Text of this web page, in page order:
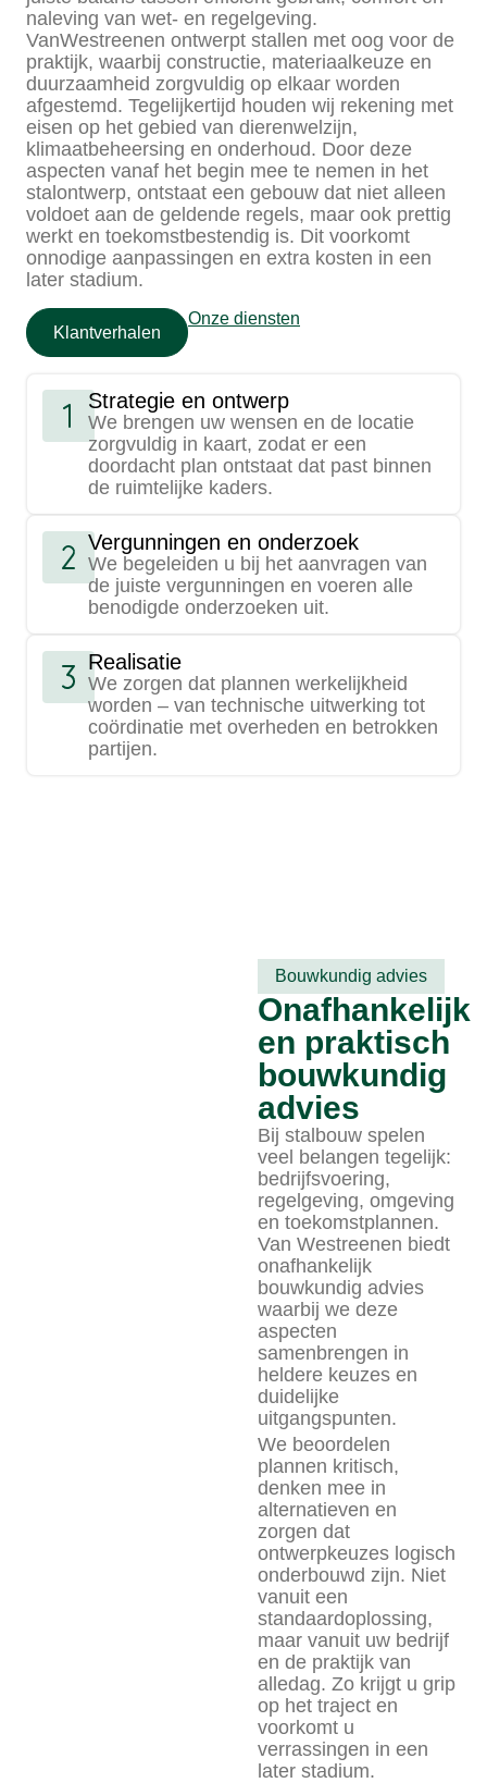
naleving van wet- en regelgeving.
VanWestreenen ontwerpt stallen met oog voor de
praktijk, waarbij constructie, materiaalkeuze en
duurzaamheid zorgvuldig op elkaar worden
afgestemd. Tegelijkertijd houden wij rekening met
eisen op het gebied van dierenwelzijn,
klimaatbeheersing en onderhoud. Door deze
aspecten vanaf het begin mee te nemen in het
stalontwerp, ontstaat een gebouw dat niet alleen
voldoet aan de geldende regels, maar ook prettig
werkt en toekomstbestendig is. Dit voorkomt
onnodige aanpassingen en extra kosten in een
later stadium.
Klantverhalen
Onze diensten
Strategie en ontwerp
We brengen uw wensen en de locatie
zorgvuldig in kaart, zodat er een
doordacht plan ontstaat dat past binnen
de ruimtelijke kaders.
Vergunningen en onderzoek
We begeleiden u bij het aanvragen van
de juiste vergunningen en voeren alle
benodigde onderzoeken uit.
Realisatie
We zorgen dat plannen werkelijkheid
worden – van technische uitwerking tot
coördinatie met overheden en betrokken
partijen.
Bouwkundig advies
Onafhankelijk
en praktisch
bouwkundig
advies
Bij stalbouw spelen
veel belangen tegelijk:
bedrijfsvoering,
regelgeving, omgeving
en toekomstplannen.
Van Westreenen biedt
onafhankelijk
bouwkundig advies
waarbij we deze
aspecten
samenbrengen in
heldere keuzes en
duidelijke
uitgangspunten.
We beoordelen
plannen kritisch,
denken mee in
alternatieven en
zorgen dat
ontwerpkeuzes logisch
onderbouwd zijn. Niet
vanuit een
standaardoplossing,
maar vanuit uw bedrijf
en de praktijk van
alledag. Zo krijgt u grip
op het traject en
voorkomt u
verrassingen in een
later stadium.